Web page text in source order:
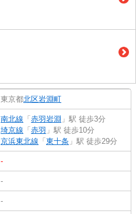
東京都北区岩淵町
南北線 「 赤羽岩淵 」駅 徒歩3分
埼京線 「 赤羽 」駅 徒歩10分
京浜東北線 「 東十条 」駅 徒歩29分
-
-
-